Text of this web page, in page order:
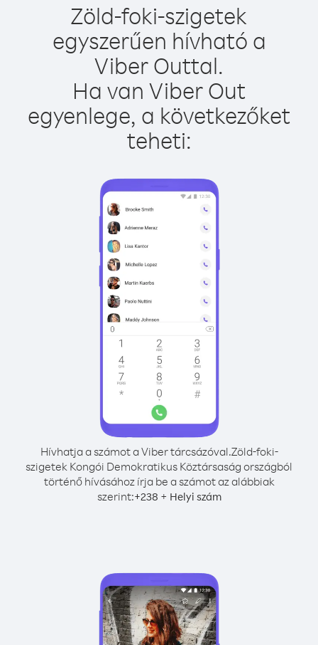
Zöld-foki-szigetek
egyszerűen hívható a
Viber Outtal.
Ha van Viber Out
egyenlege, a következőket
teheti:
Hívhatja a számot a Viber tárcsázóval.Zöld-foki-
szigetek Kongói Demokratikus Köztársaság országból
történő hívásához írja be a számot az alábbiak
szerint:+238 + Helyi szám